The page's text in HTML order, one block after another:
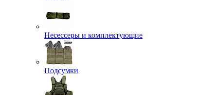
Несессеры и комплектующие
Подсумки